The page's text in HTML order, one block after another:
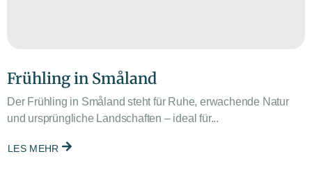
Frühling in Småland
Der Frühling in Småland steht für Ruhe, erwachende Natur
und ursprüngliche Landschaften – ideal für...
LES MEHR